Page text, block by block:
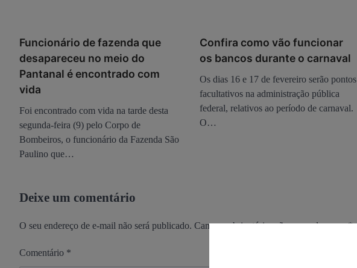
Funcionário de fazenda que
desapareceu no meio do
Pantanal é encontrado com
vida
Foi encontrado com vida na tarde desta
segunda-feira (9) pelo Corpo de
Bombeiros, o funcionário da Fazenda São
Paulino que…
Confira como vão funcionar
os bancos durante o carnaval
Os dias 16 e 17 de fevereiro serão pontos
facultativos na administração pública
federal, relativos ao período de carnaval.
O…
Deixe um comentário
O seu endereço de e-mail não será publicado. Campos obrigatórios são marcados com*
Comentário *